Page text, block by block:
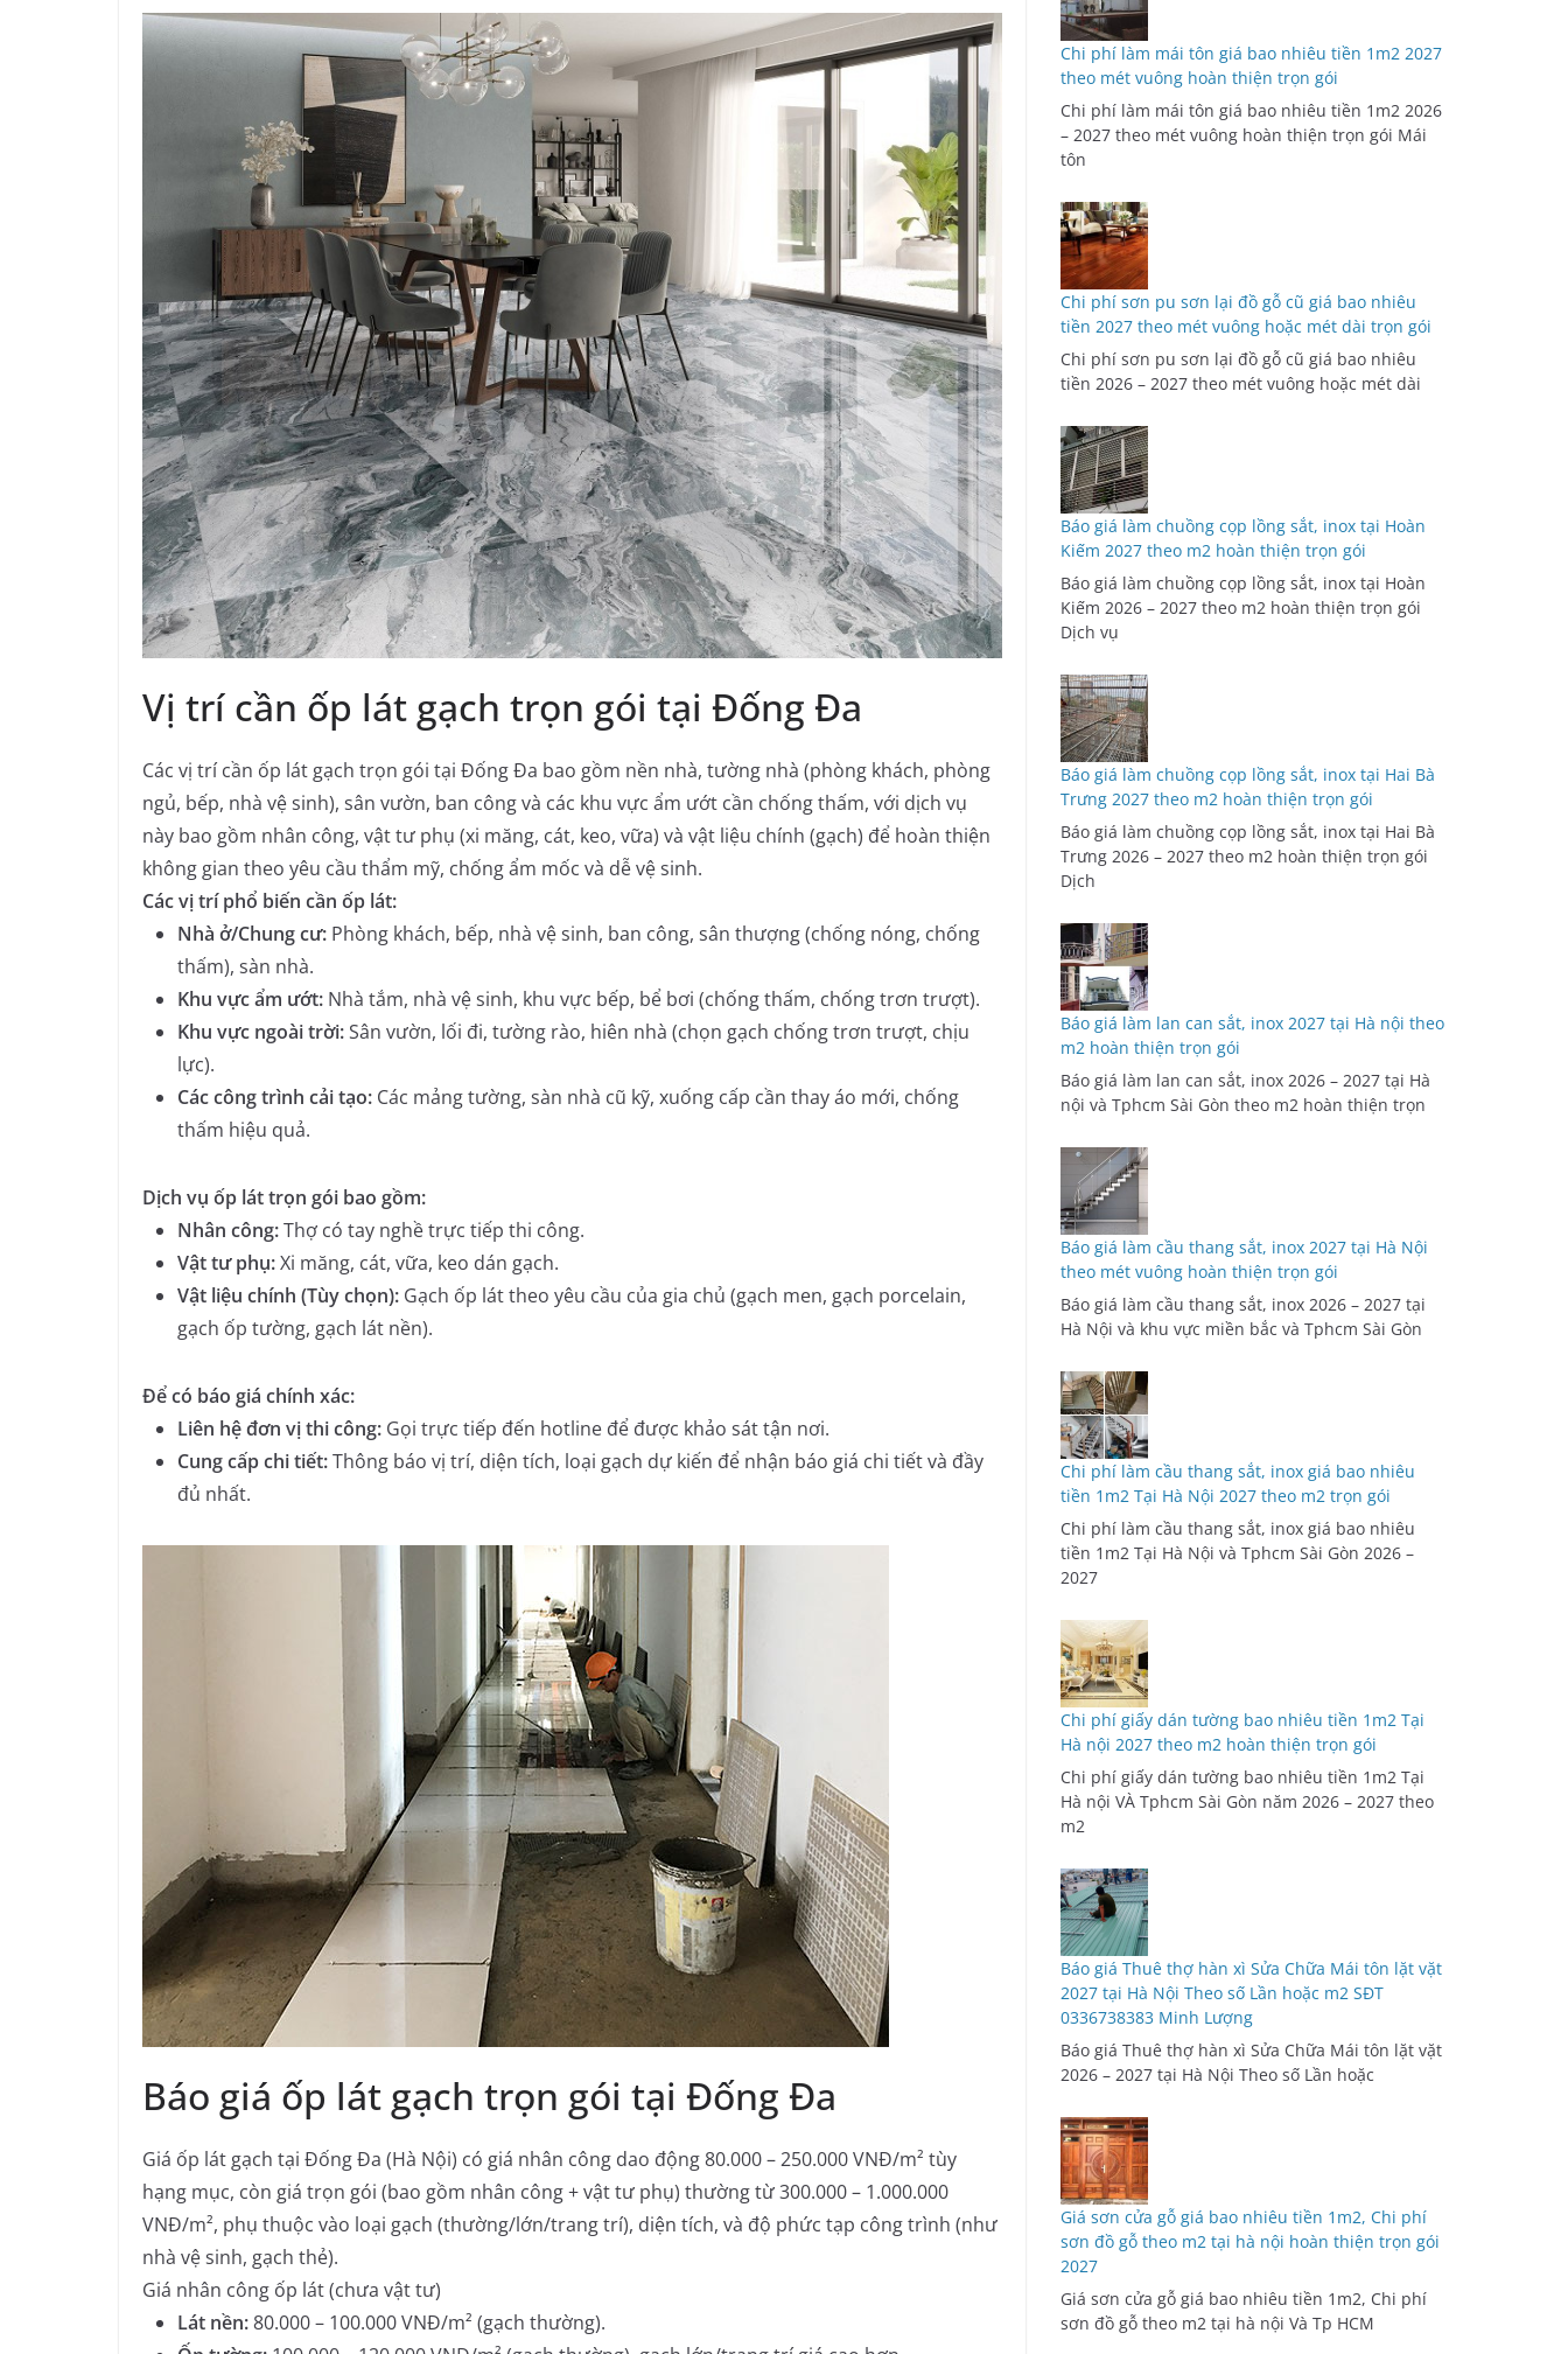
Vị trí cần ốp lát gạch trọn gói tại Đống Đa
Các vị trí cần ốp lát gạch trọn gói tại Đống Đa bao gồm nền nhà, tường nhà (phòng khách, phòng
ngủ, bếp, nhà vệ sinh), sân vườn, ban công và các khu vực ẩm ướt cần chống thấm, với dịch vụ
này bao gồm nhân công, vật tư phụ (xi măng, cát, keo, vữa) và vật liệu chính (gạch) để hoàn thiện
không gian theo yêu cầu thẩm mỹ, chống ẩm mốc và dễ vệ sinh.
Các vị trí phổ biến cần ốp lát:
Nhà ở/Chung cư: Phòng khách, bếp, nhà vệ sinh, ban công, sân thượng (chống nóng, chống
thấm), sàn nhà.
Khu vực ẩm ướt: Nhà tắm, nhà vệ sinh, khu vực bếp, bể bơi (chống thấm, chống trơn trượt).
Khu vực ngoài trời:Sân vườn, lối đi, tường rào, hiên nhà (chọn gạch chống trơn trượt, chịu
lực).
Các công trình cải tạo: Các mảng tường, sàn nhà cũ kỹ, xuống cấp cần thay áo mới, chống
thấm hiệu quả.
Dịch vụ ốp lát trọn gói bao gồm:
Nhân công:Thợ có tay nghề trực tiếp thi công.
Vật tư phụ:Xi măng, cát, vữa, keo dán gạch.
Vật liệu chính (Tùy chọn): Gạch ốp lát theo yêu cầu của gia chủ (gạch men, gạch porcelain,
gạch ốp tường, gạch lát nền).
Để có báo giá chính xác:
Liên hệ đơn vị thi công: Gọi trực tiếp đến hotline để được khảo sát tận nơi.
Cung cấp chi tiết:Thông báo vị trí, diện tích, loại gạch dự kiến để nhận báo giá chi tiết và đầy
đủ nhất.
Báo giá ốp lát gạch trọn gói tại Đống Đa
Giá ốp lát gạch tại Đống Đa (Hà Nội) có giá nhân công dao động 80.000 – 250.000 VNĐ/m² tùy
hạng mục, còn giá trọn gói (bao gồm nhân công + vật tư phụ) thường từ 300.000 – 1.000.000
VNĐ/m², phụ thuộc vào loại gạch (thường/lớn/trang trí), diện tích, và độ phức tạp công trình (như
nhà vệ sinh, gạch thẻ).
Giá nhân công ốp lát (chưa vật tư)
Lát nền:80.000 – 100.000 VNĐ/m² (gạch thường).
Chi phí làm mái tôn giá bao nhiêu tiền 1m2 2027
theo mét vuông hoàn thiện trọn gói
Chi phí làm mái tôn giá bao nhiêu tiền 1m2 2026
– 2027 theo mét vuông hoàn thiện trọn gói Mái
tôn
Chi phí sơn pu sơn lại đồ gỗ cũ giá bao nhiêu
tiền 2027 theo mét vuông hoặc mét dài trọn gói
Chi phí sơn pu sơn lại đồ gỗ cũ giá bao nhiêu
tiền 2026 – 2027 theo mét vuông hoặc mét dài
Báo giá làm chuồng cọp lồng sắt, inox tại Hoàn
Kiếm 2027 theo m2 hoàn thiện trọn gói
Báo giá làm chuồng cọp lồng sắt, inox tại Hoàn
Kiếm 2026 – 2027 theo m2 hoàn thiện trọn gói
Dịch vụ
Báo giá làm chuồng cọp lồng sắt, inox tại Hai Bà
Trưng 2027 theo m2 hoàn thiện trọn gói
Báo giá làm chuồng cọp lồng sắt, inox tại Hai Bà
Trưng 2026 – 2027 theo m2 hoàn thiện trọn gói
Dịch
Báo giá làm lan can sắt, inox 2027 tại Hà nội theo
m2 hoàn thiện trọn gói
Báo giá làm lan can sắt, inox 2026 – 2027 tại Hà
nội và Tphcm Sài Gòn theo m2 hoàn thiện trọn
Báo giá làm cầu thang sắt, inox 2027 tại Hà Nội
theo mét vuông hoàn thiện trọn gói
Báo giá làm cầu thang sắt, inox 2026 – 2027 tại
Hà Nội và khu vực miền bắc và Tphcm Sài Gòn
Chi phí làm cầu thang sắt, inox giá bao nhiêu
tiền 1m2 Tại Hà Nội 2027 theo m2 trọn gói
Chi phí làm cầu thang sắt, inox giá bao nhiêu
tiền 1m2 Tại Hà Nội và Tphcm Sài Gòn 2026 –
2027
Chi phí giấy dán tường bao nhiêu tiền 1m2 Tại
Hà nội 2027 theo m2 hoàn thiện trọn gói
Chi phí giấy dán tường bao nhiêu tiền 1m2 Tại
Hà nội VÀ Tphcm Sài Gòn năm 2026 – 2027 theo
m2
Báo giá Thuê thợ hàn xì Sửa Chữa Mái tôn lặt vặt
2027 tại Hà Nội Theo số Lần hoặc m2 SĐT
0336738383 Minh Lượng
Báo giá Thuê thợ hàn xì Sửa Chữa Mái tôn lặt vặt
2026 – 2027 tại Hà Nội Theo số Lần hoặc
Giá sơn cửa gỗ giá bao nhiêu tiền 1m2, Chi phí
sơn đồ gỗ theo m2 tại hà nội hoàn thiện trọn gói
2027
Giá sơn cửa gỗ giá bao nhiêu tiền 1m2, Chi phí
sơn đồ gỗ theo m2 tại hà nội Và Tp HCM